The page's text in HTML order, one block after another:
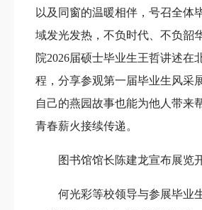
以及同窗的温暖相伴，号召全体
域发光发热，不负时代、不负韶
院2026届硕士毕业生王哲讲述在
程，分享参观第一届毕业生风采
自己的燕园故事也能为他人带来
青春薪火接续传递。
图书馆馆长陈建龙宣布展览
何光彩等校领导与参展毕业